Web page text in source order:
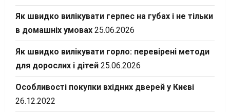
Як швидко вилікувати герпес на губах і не тільки
в домашніх умовах 25.06.2026
Як швидко вилікувати горло: перевірені методи
для дорослих і дітей 25.06.2026
Особливості покупки вхідних дверей у Києві
26.12.2022